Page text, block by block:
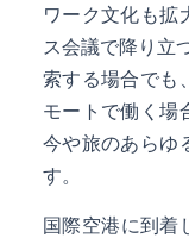
ワーク文化も拡
ス会議で降り立
索する場合でも
モートで働く場
今や旅のあらゆ
す。
国際空港に到着